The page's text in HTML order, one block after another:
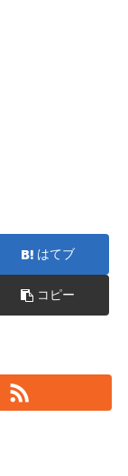
はてブ
コピー